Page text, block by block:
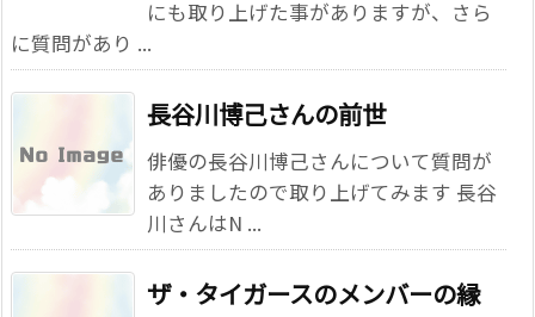
にも取り上げた事がありますが、さら
に質問があり ...
長谷川博己さんの前世
俳優の長谷川博己さんについて質問が
ありましたので取り上げてみます 長谷
川さんはN ...
ザ・タイガースのメンバーの縁